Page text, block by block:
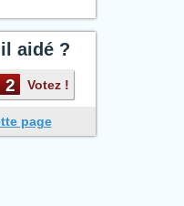
aidé ?
2 Votez !
page